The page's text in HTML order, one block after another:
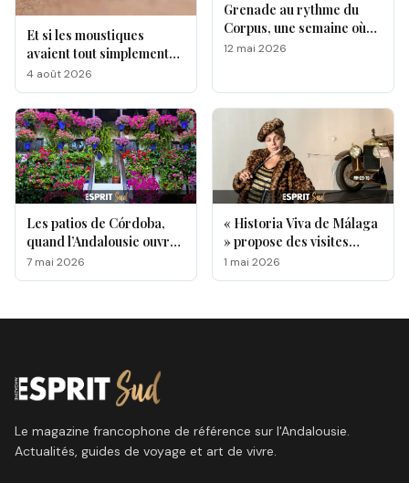
Et si les moustiques
avaient tout simplement
leurs préférés ?
4 août 2026
Grenade au rythme du
Corpus, une semaine où
l’Andalousie révèle toute
12 mai 2026
Les patios de Córdoba,
quand l’Andalousie ouvre
ses portes au monde
7 mai 2026
« Historia Viva de Málaga
» propose des visites
originales de lieux
emblématiques de la ville
1 mai 2026
Le magazine francophone de référence sur l'Andalousie.
Actualités, guides de voyage et art de vivre.